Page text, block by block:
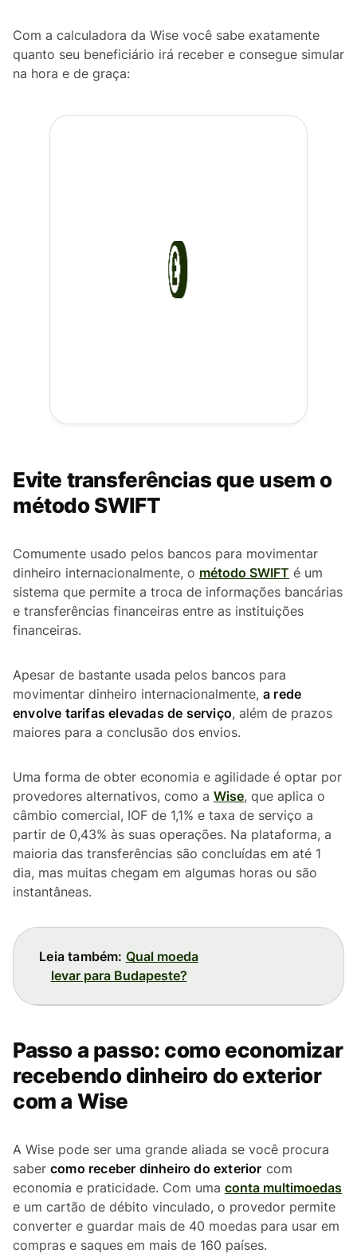
Com a calculadora da Wise você sabe exatamente
quanto seu beneficiário irá receber e consegue simular
na hora e de graça:
Evite transferências que usem o
método SWIFT
Comumente usado pelos bancos para movimentar
dinheiro internacionalmente, o método SWIFT é um
sistema que permite a troca de informações bancárias
e transferências financeiras entre as instituições
financeiras.
Apesar de bastante usada pelos bancos para
movimentar dinheiro internacionalmente, a rede
envolve tarifas elevadas de serviço, além de prazos
maiores para a conclusão dos envios.
Uma forma de obter economia e agilidade é optar por
provedores alternativos, como a Wise, que aplica o
câmbio comercial, IOF de 1,1% e taxa de serviço a
partir de 0,43% às suas operações. Na plataforma, a
maioria das transferências são concluídas em até 1
dia, mas muitas chegam em algumas horas ou são
instantâneas.
Leia também: Qual moeda
levar para Budapeste?
Passo a passo: como economizar
recebendo dinheiro do exterior
com a Wise
A Wise pode ser uma grande aliada se você procura
saber como receber dinheiro do exterior com
economia e praticidade. Com uma conta multimoedas
e um cartão de débito vinculado, o provedor permite
converter e guardar mais de 40 moedas para usar em
compras e saques em mais de 160 países.